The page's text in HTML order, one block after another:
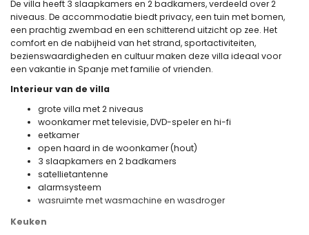
De villa heeft 3 slaapkamers en 2 badkamers, verdeeld over 2
niveaus. De accommodatie biedt privacy, een tuin met bomen,
een prachtig zwembad en een schitterend uitzicht op zee. Het
comfort en de nabijheid van het strand, sportactiviteiten,
bezienswaardigheden en cultuur maken deze villa ideaal voor
een vakantie in Spanje met familie of vrienden.
Interieur van de villa
grote villa met 2 niveaus
woonkamer met televisie, DVD-speler en hi-fi
eetkamer
open haard in de woonkamer (hout)
3 slaapkamers en 2 badkamers
satellietantenne
alarmsysteem
wasruimte met wasmachine en wasdroger
Keuken